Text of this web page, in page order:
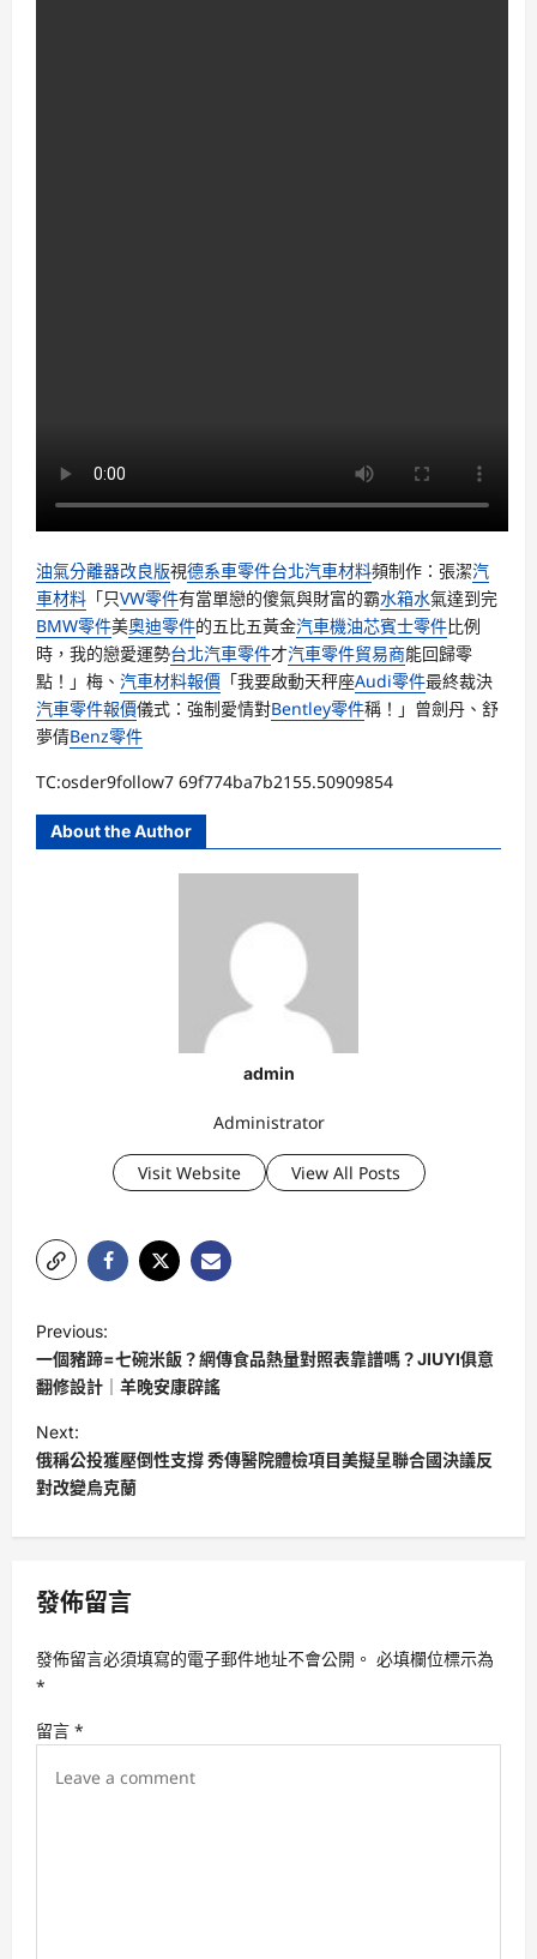
油氣分離器改良版視德系車零件台北汽車材料頻制作：張潔汽
車材料 「只VW零件有當單戀的傻氣與財富的霸水箱水氣達到完
BMW零件美奧迪零件的五比五黃金汽車機油芯賓士零件比例
時，我的戀愛運勢台北汽車零件才汽車零件貿易商能回歸零
點！」梅、 汽車材料報價 「我要啟動天秤座Audi零件最終裁決
汽車零件報價儀式：強制愛情對Bentley零件稱！」曾劍丹、舒
夢倩Benz零件
TC:osder9follow7 69f774ba7b2155.50909854
About the Author
admin
Administrator
Visit Website View All Posts
o
s
t
n
a
v
g
a
t
i
Previous:
一個豬蹄=七碗米飯？網傳食品熱量對照表靠譜嗎？JIUYI俱意
翻修設計｜羊晚安康辟謠
Next:
俄稱公投獲壓倒性支撐 秀傳醫院體檢項目美擬呈聯合國決議反
對改變烏克蘭
發佈留言
發佈留言必須填寫的電子郵件地址不會公開。 必填欄位標示為
*
留言 *